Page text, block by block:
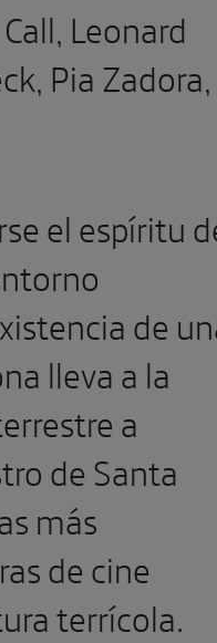
Leonard
Pia Zadora,
el espíritu
de
lleva a la
a
de Santa
más
de cine
terrícola.